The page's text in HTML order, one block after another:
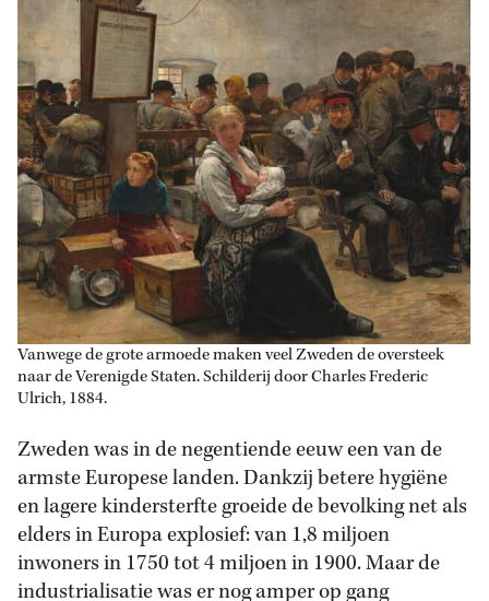
Vanwege de grote armoede maken veel Zweden de oversteek
naar de Verenigde Staten. Schilderij door Charles Frederic
Ulrich, 1884.
Zweden was in de negentiende eeuw een van de
armste Europese landen. Dankzij betere hygiëne
en lagere kindersterfte groeide de bevolking net als
elders in Europa explosief: van 1,8 miljoen
inwoners in 1750 tot 4 miljoen in 1900. Maar de
industrialisatie was er nog amper op gang